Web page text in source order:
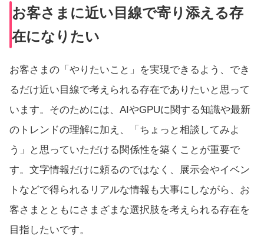
お客さまに近い目線で寄り添える存
在になりたい
お客さまの「やりたいこと」を実現できるよう、でき
るだけ近い目線で考えられる存在でありたいと思って
います。そのためには、AIやGPUに関する知識や最新
のトレンドの理解に加え、「ちょっと相談してみよ
う」と思っていただける関係性を築くことが重要で
す。文字情報だけに頼るのではなく、展示会やイベン
トなどで得られるリアルな情報も大事にしながら、お
客さまとともにさまざまな選択肢を考えられる存在を
目指したいです。